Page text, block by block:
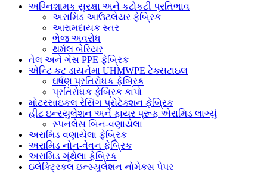
અગ્નિશામક સુરક્ષા અને કટોકટી પ્રતિભાવ
અરામિડ આઉટલેયર ફેબ્રિક
આરામદાયક સ્તર
ભેજ અવરોધ
થર્મલ બેરિયર
તેલ અને ગેસ PPE ફેબ્રિક
એન્ટિ કટ ડાયનેમા UHMWPE ટેક્સટાઇલ
ઘર્ષણ પ્રતિરોધક ફેબ્રિક
પ્રતિરોધક ફેબ્રિક કાપો
મોટરસાઇકલ રેસિંગ પ્રોટેક્શન ફેબ્રિક
હીટ ઇન્સ્યુલેશન અને ફાયર પ્રૂફ એરામિડ લાગ્યું
સ્પનલેસ બિન-વણાયેલા
અરામિડ વણાયેલા ફેબ્રિક
અરામિડ નોન-વેવન ફેબ્રિક
અરામિડ ગૂંથેલા ફેબ્રિક
ઇલેક્ટ્રિકલ ઇન્સ્યુલેશન નોમેક્સ પેપર